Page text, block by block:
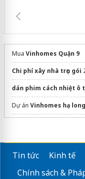
Mua Vinhomes Quận 9
Chi phí xây nhà trọn gói
dán phim cách nhiệt ô
Dự án Vinhomes hạ long
Sửa máy rửa bát bosch
Tin tức Kinh tế
Chính sách &